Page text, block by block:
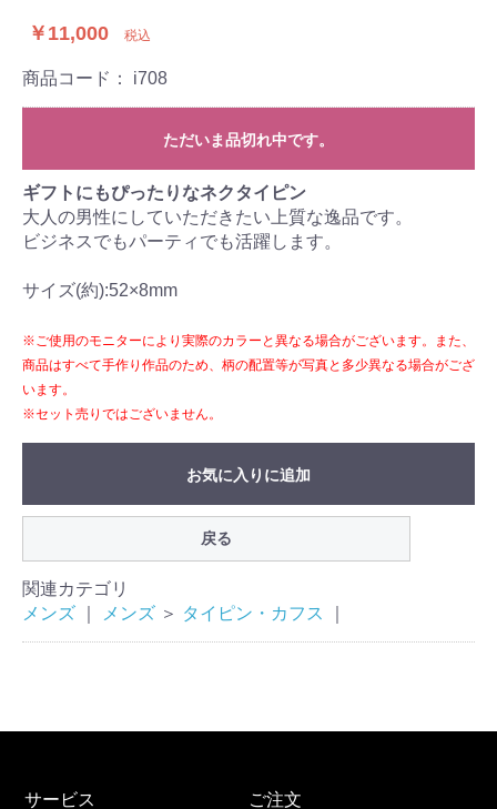
￥11,000 税込
商品コード： i708
ただいま品切れ中です。
ギフトにもぴったりなネクタイピン
大人の男性にしていただきたい上質な逸品です。
ビジネスでもパーティでも活躍します。
サイズ(約):52×8mm
※ご使用のモニターにより実際のカラーと異なる場合がございます。また、
商品はすべて手作り作品のため、柄の配置等が写真と多少異なる場合がござ
います。
※セット売りではございません。
お気に入りに追加
戻る
関連カテゴリ
メンズ
メンズ ＞ タイピン・カフス
サービス ご注文